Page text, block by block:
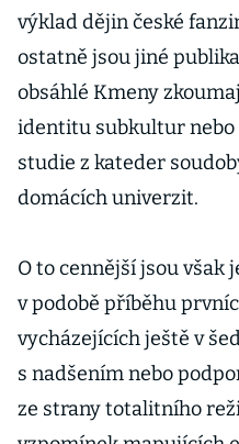
výklad dějin české
ostatně jsou jiné
obsáhlé Kmeny
identitu subkultur
studie z kateder
domácích univerzit.
O to cennější jsou
v podobě příběhu
vycházejících ještě v
s nadšením nebo
ze strany totalitního